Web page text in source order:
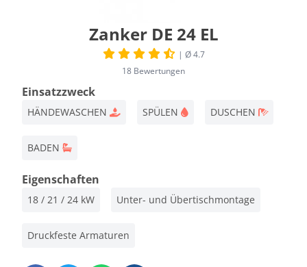
Zanker DE 24 EL
| Ø 4.7
18 Bewertungen
Einsatzzweck
HÄNDEWASCHEN SPÜLEN DUSCHEN
BADEN
Eigenschaften
18 / 21 / 24 kW Unter- und Übertischmontage
Druckfeste Armaturen